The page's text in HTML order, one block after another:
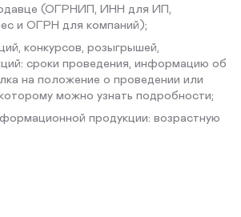
(ОГРНИП, ИНН для ИП,
и ОГРН для компаний);
конкурсов, розыгрышей,
сроки проведения, информацию об
на положение о проведении или
можно узнать подробности;
продукции: возрастную